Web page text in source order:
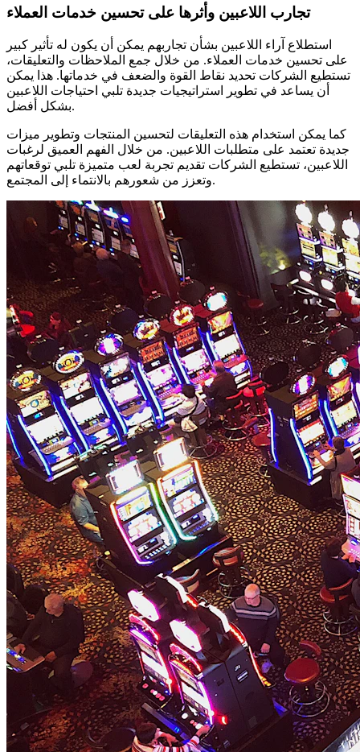
تجارب اللاعبين وأثرها على تحسين خدمات العملاء
استطلاع آراء اللاعبين بشأن تجاربهم يمكن أن يكون له تأثير كبير
على تحسين خدمات العملاء. من خلال جمع الملاحظات والتعليقات،
تستطيع الشركات تحديد نقاط القوة والضعف في خدماتها. هذا يمكن
أن يساعد في تطوير استراتيجيات جديدة تلبي احتياجات اللاعبين
بشكل أفضل.
كما يمكن استخدام هذه التعليقات لتحسين المنتجات وتطوير ميزات
جديدة تعتمد على متطلبات اللاعبين. من خلال الفهم العميق لرغبات
اللاعبين، تستطيع الشركات تقديم تجربة لعب متميزة تلبي توقعاتهم
وتعزز من شعورهم بالانتماء إلى المجتمع.